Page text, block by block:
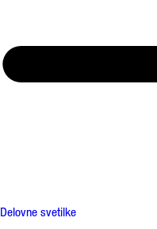
Delovne svetilke